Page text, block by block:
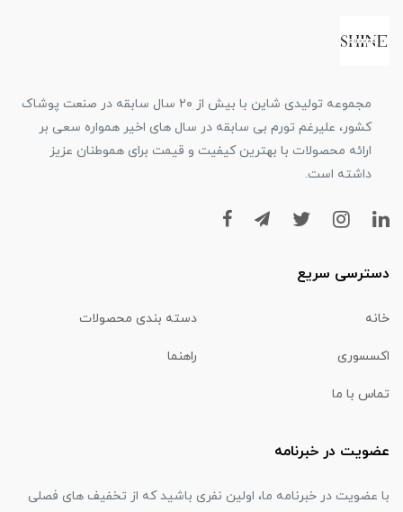
مجموعه تولیدی شاین با بیش از ۲۰ سال سابقه در صنعت پوشاک
کشور، علیرغم تورم بی سابقه در سال های اخیر همواره سعی بر
ارائه محصولات با بهترین کیفیت و قیمت برای هموطنان عزیز
داشته است.
دسترسی سریع
خانه دسته بندی محصولات
اکسسوری راهنما
تماس با ما
عضویت در خبرنامه
با عضویت در خبرنامه ما، اولین نفری باشید که از تخفیف های فصلی